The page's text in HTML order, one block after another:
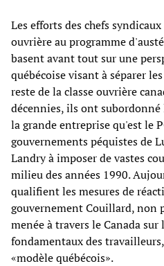
Les efforts des chefs
ouvrière au programme
basent avant tout sur une
québécoise visant à séparer
reste de la classe ouvrière
décennies, ils ont
la grande entreprise qu'est le
gouvernements péquistes de
Landry à imposer de vastes
milieu des années 1990.
qualifient les mesures de
gouvernement Couillard, non
menée à travers le Canada
fondamentaux des
«modèle québécois».